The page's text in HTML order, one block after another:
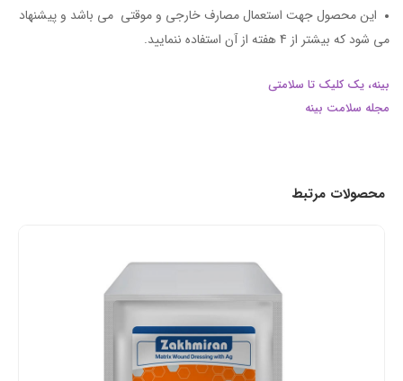
این محصول جهت استعمال مصارف خارجی و موقتی می باشد و پیشنهاد
می شود که بیشتر از 4 هفته از آن استفاده ننمایید.
بینه، یک کلیک تا سلامتی
مجله سلامت بینه
محصولات مرتبط